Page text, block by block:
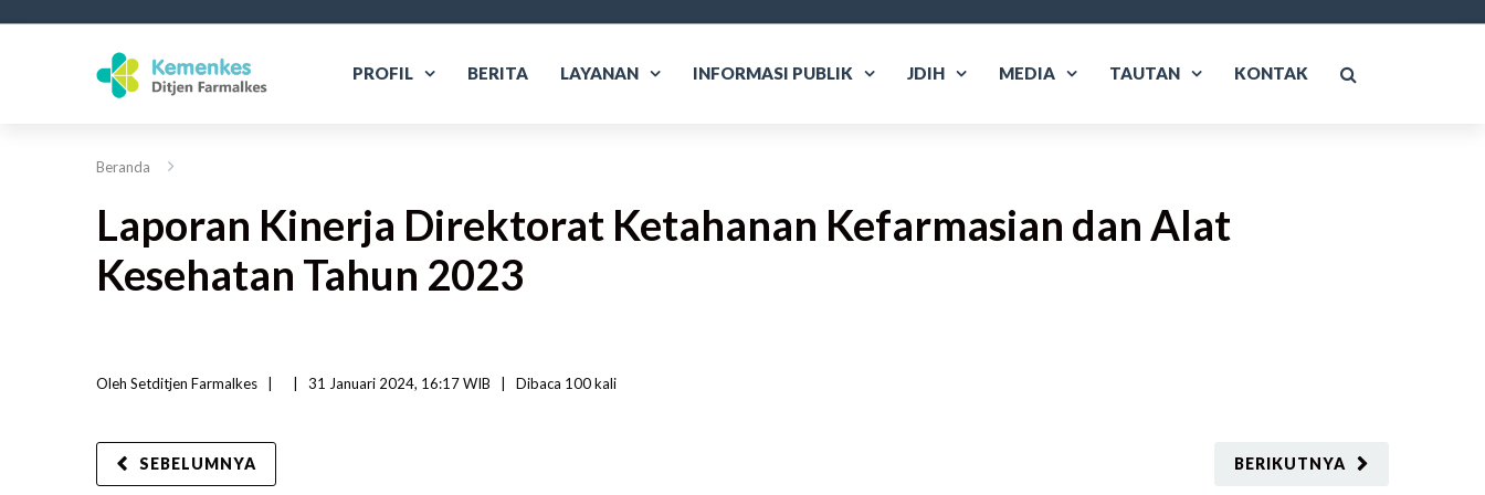
PROFIL BERITA LAYANAN INFORMASI PUBLIK JDIH MEDIA TAUTAN KONTAK
Beranda
Laporan Kinerja Direktorat Ketahanan Kefarmasian dan Alat
Kesehatan Tahun 2023
Oleh Setditjen Farmalkes 31 Januari 2024, 16:17 WIB Dibaca 100 kali
BERIKUTNYA
SEBELUMNYA